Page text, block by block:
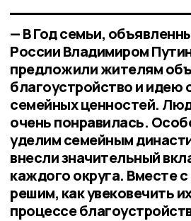
— В Год семьи,
России Владимиром
предложили жителям
благоустройство и идею
семейных ценностей.
очень понравилась.
уделим семейным
внесли значительный
каждого округа. Вместе
решим, как увековечить
процессе